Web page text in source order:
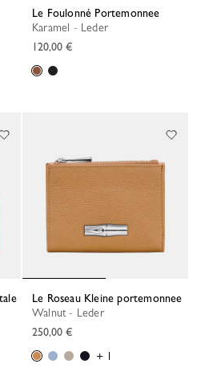
Le Foulonné Portemonnee
Karamel - Leder
120,00 €
Le Roseau Kleine portemonnee
Walnut - Leder
250,00 €
+ 1